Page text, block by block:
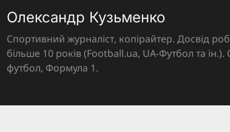
Олександр Кузьменко
Спортивний журналіст, копірайтер. Досвід
більше 10 років (Football.ua, UA-Футбол та ін.).
футбол, Формула 1.